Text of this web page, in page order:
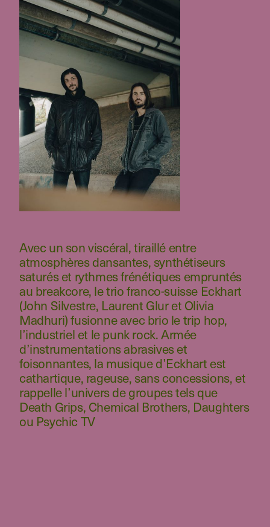
Avec un son viscéral, tiraillé entre
atmosphères dansantes, synthétiseurs
saturés et rythmes frénétiques empruntés
au breakcore, le trio franco-suisse Eckhart
(John Silvestre, Laurent Glur et Olivia
Madhuri) fusionne avec brio le trip hop,
l’industriel et le punk rock. Armée
d’instrumentations abrasives et
foisonnantes, la musique d’Eckhart est
cathartique, rageuse, sans concessions, et
rappelle l’univers de groupes tels que
Death Grips, Chemical Brothers, Daughters
ou Psychic TV